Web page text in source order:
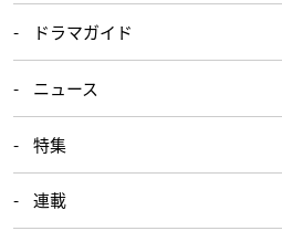
ドラマガイド
ニュース
特集
連載